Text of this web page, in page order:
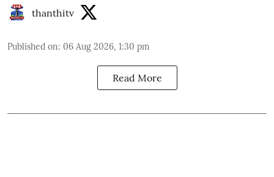
thanthitv
Published on: 06 Aug 2026, 1:30 pm
Read More